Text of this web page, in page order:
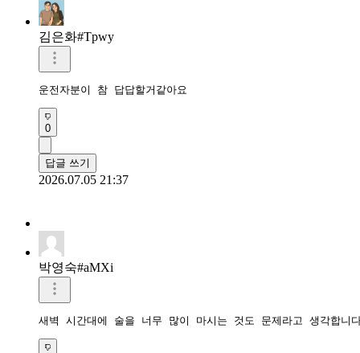
김은화#Tpwy
운전자분이 참 답답할거같아요
0
답글 쓰기
2026.07.05 21:37
박영숙#aMXi
새벽 시간대에 술을 너무 많이 마시는 것도 문제라고 생각합